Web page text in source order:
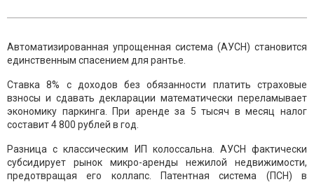
Автоматизированная упрощенная система (АУСН) становится
единственным спасением для рантье.
Ставка 8% с доходов без обязанности платить страховые
взносы и сдавать декларации математически переламывает
экономику паркинга. При аренде за 5 тысяч в месяц налог
составит 4 800 рублей в год.
Разница с классическим ИП колоссальна. АУСН фактически
субсидирует рынок микро-аренды нежилой недвижимости,
предотвращая его коллапс. Патентная система (ПСН) в